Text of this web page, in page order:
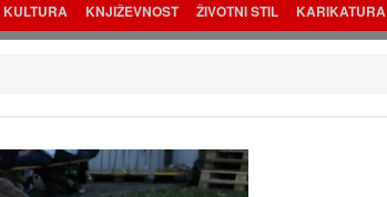
KULTURA KNJIŽEVNOST ŽIVOTNI STIL KARIKATURA